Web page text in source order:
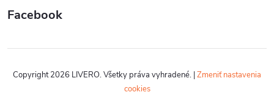
Facebook
Copyright 2026 LIVERO. Všetky práva vyhradené. |Zmeniť nastavenia
cookies